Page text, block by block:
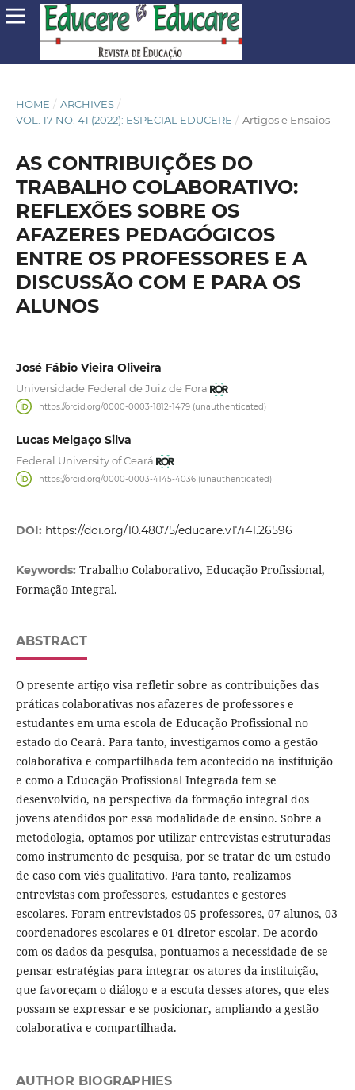
HOME / ARCHIVES /
VOL. 17 NO. 41 (2022): ESPECIAL EDUCERE / Artigos e Ensaios
AS CONTRIBUIÇÕES DO
TRABALHO COLABORATIVO:
REFLEXÕES SOBRE OS
AFAZERES PEDAGÓGICOS
ENTRE OS PROFESSORES E A
DISCUSSÃO COM E PARA OS
ALUNOS
José Fábio Vieira Oliveira
Universidade Federal de Juiz de Fora
https://orcid.org/0000-0003-1812-1479 (unauthenticated)
Lucas Melgaço Silva
Federal University of Ceará
https://orcid.org/0000-0003-4145-4036 (unauthenticated)
DOI: https://doi.org/10.48075/educare.v17i41.26596
Keywords: Trabalho Colaborativo, Educação Profissional,
Formação Integral.
ABSTRACT
O presente artigo visa refletir sobre as contribuições das
práticas colaborativas nos afazeres de professores e
estudantes em uma escola de Educação Profissional no
estado do Ceará. Para tanto, investigamos como a gestão
colaborativa e compartilhada tem acontecido na instituição
e como a Educação Profissional Integrada tem se
desenvolvido, na perspectiva da formação integral dos
jovens atendidos por essa modalidade de ensino. Sobre a
metodologia, optamos por utilizar entrevistas estruturadas
como instrumento de pesquisa, por se tratar de um estudo
de caso com viés qualitativo. Para tanto, realizamos
entrevistas com professores, estudantes e gestores
escolares. Foram entrevistados 05 professores, 07 alunos, 03
coordenadores escolares e 01 diretor escolar. De acordo
com os dados da pesquisa, pontuamos a necessidade de se
pensar estratégias para integrar os atores da instituição,
que favoreçam o diálogo e a escuta desses atores, que eles
possam se expressar e se posicionar, ampliando a gestão
colaborativa e compartilhada.
AUTHOR BIOGRAPHIES